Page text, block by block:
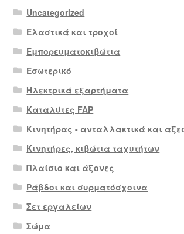
Uncategorized
Ελαστικά και τροχοί
Εμπορευματοκιβώτια
Εσωτερικό
Ηλεκτρικά εξαρτήματα
Καταλύτες FAP
Κινητήρας - ανταλλακτικά και
Κινητήρες, κιβώτια ταχυτήτων
Πλαίσιο και άξονες
Ράβδοι και συρματόσχοινα
Σετ εργαλείων
Σώμα